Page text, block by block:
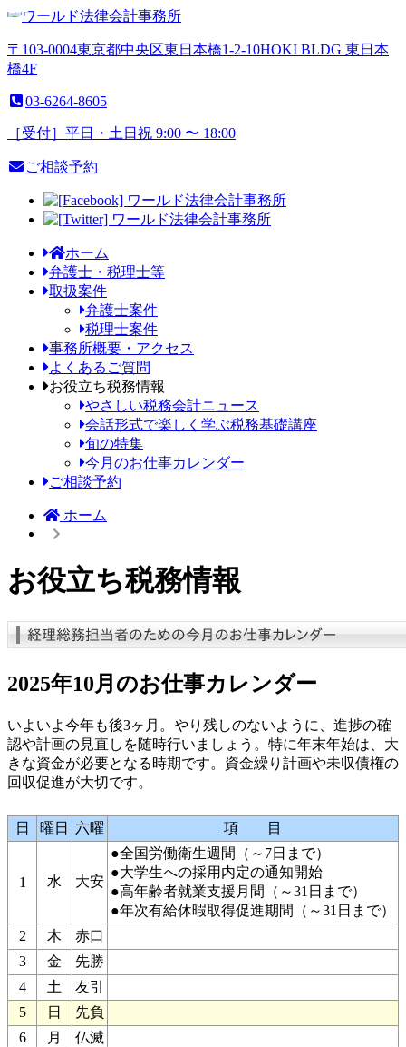
〒103-0004東京都中央区東日本橋1-2-10HOKI BLDG 東日本
橋4F
03-6264-8605
［受付］平日・土日祝 9:00 〜 18:00
ご相談予約
ホーム
弁護士・ 税理士等
取扱案件
弁護士案件
税理士案件
事務所概要・ アクセス
よくある ご質問
お役立ち税務情報
やさしい税務会計ニュース
会話形式で楽しく学ぶ税務基礎講座
旬の特集
今月のお仕事カレンダー
ご相談予約
ホーム
お役立ち税務情報
2025年10月のお仕事カレンダー
いよいよ今年も後3ヶ月。やり残しのないように、進捗の確
認や計画の見直しを随時行いましょう。特に年末年始は、大
きな資金が必要となる時期です。資金繰り計画や未収債権の
回収促進が大切です。
日 曜日 六曜 項 目
1 水 大安
●全国労働衛生週間（～7日まで）
●大学生への採用内定の通知開始
●高年齢者就業支援月間（～31日まで）
●年次有給休暇取得促進期間（～31日まで）
2
木
赤口
3
金
先勝
4
土
友引
5
日
先負
6
月
仏滅